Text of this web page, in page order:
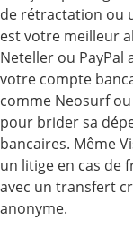
de rétractation ou
est votre meilleur
Neteller ou
votre compte
comme Neosurf
pour brider sa
bancaires. Même
un litige en cas de
avec un transfert
anonyme.